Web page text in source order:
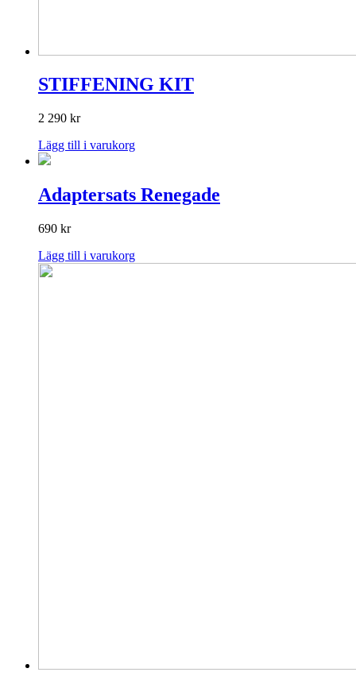
STIFFENING KIT
2 290 kr
Lägg till i varukorg
Adaptersats Renegade
690 kr
Lägg till i varukorg